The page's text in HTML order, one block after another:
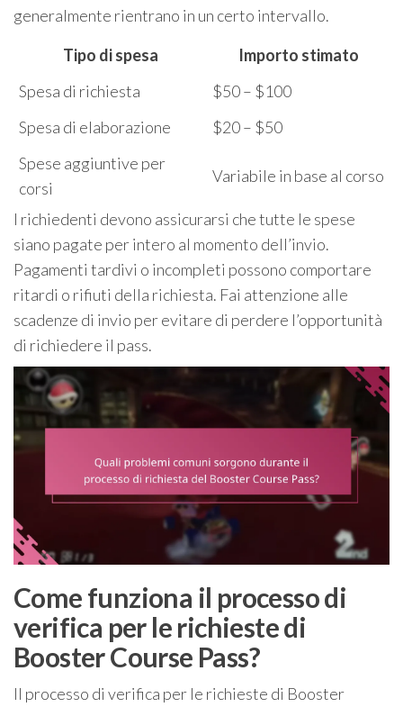
generalmente rientrano in un certo intervallo.
Tipo di spesa
Importo stimato
Spesa di richiesta
$50 – $100
Spesa di elaborazione
$20 – $50
Spese aggiuntive per
corsi
Variabile in base al corso
I richiedenti devono assicurarsi che tutte le spese
siano pagate per intero al momento dell’invio.
Pagamenti tardivi o incompleti possono comportare
ritardi o rifiuti della richiesta. Fai attenzione alle
scadenze di invio per evitare di perdere l’opportunità
di richiedere il pass.
Come funziona il processo di
verifica per le richieste di
Booster Course Pass?
Il processo di verifica per le richieste di Booster